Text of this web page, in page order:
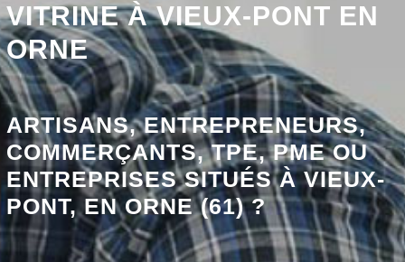
VITRINE À VIEUX-PONT EN
ORNE
ARTISANS, ENTREPRENEURS,
COMMERÇANTS, TPE, PME OU
ENTREPRISES SITUÉS À VIEUX-
PONT, EN ORNE (61) ?